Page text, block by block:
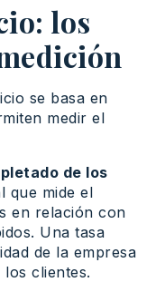
los
se basa en
medir el
de los
que mide el
en relación con
Una tasa
de la empresa
los clientes.